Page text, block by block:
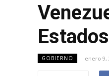
GOBIERNO enero 9,